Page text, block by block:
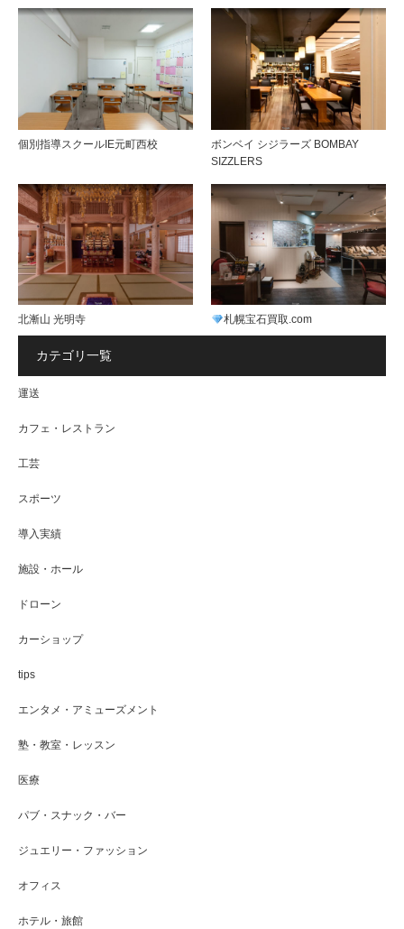
個別指導スクールIE元町西校
ボンベイ シジラーズ BOMBAY
SIZZLERS
北漸山 光明寺 札幌宝石買取.com
カテゴリ一覧
運送
カフェ・レストラン
工芸
スポーツ
導入実績
施設・ホール
ドローン
カーショップ
tips
エンタメ・アミューズメント
塾・教室・レッスン
医療
パブ・スナック・バー
ジュエリー・ファッション
オフィス
ホテル・旅館